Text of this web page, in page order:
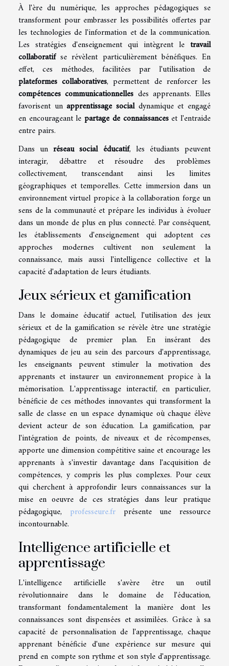
À l'ère du numérique, les approches pédagogiques se
transforment pour embrasser les possibilités offertes par
les technologies de l'information et de la communication.
Les stratégies d'enseignement qui intègrent le travail
collaboratifse révèlent particulièrement bénéfiques. En
effet, ces méthodes, facilitées par l'utilisation de
plateformes collaboratives, permettent de renforcer les
compétences communicationnelles des apprenants. Elles
favorisent unapprentissage socialdynamique et engagé
en encourageant lepartage de connaissanceset l'entraide
entre pairs.
Dans unréseau social éducatif, les étudiants peuvent
interagir, débattre et résoudre des problèmes
collectivement, transcendant ainsi les limites
géographiques et temporelles. Cette immersion dans un
environnement virtuel propice à la collaboration forge un
sens de la communauté et prépare les individus à évoluer
dans un monde de plus en plus connecté. Par conséquent,
les établissements d'enseignement qui adoptent ces
approches modernes cultivent non seulement la
connaissance, mais aussi l'intelligence collective et la
capacité d'adaptation de leurs étudiants.
Jeux sérieux et gamification
Dans le domaine éducatif actuel, l'utilisation des jeux
sérieux et de la gamification se révèle être une stratégie
pédagogique de premier plan. En insérant des
dynamiques de jeu au sein des parcours d'apprentissage,
les enseignants peuvent stimuler la motivation des
apprenants et instaurer un environnement propice à la
mémorisation. L'apprentissage interactif, en particulier,
bénéficie de ces méthodes innovantes qui transforment la
salle de classe en un espace dynamique où chaque élève
devient acteur de son éducation. La gamification, par
l'intégration de points, de niveaux et de récompenses,
apporte une dimension compétitive saine et encourage les
apprenants à s'investir davantage dans l'acquisition de
compétences, y compris les plus complexes. Pour ceux
qui cherchent à approfondir leurs connaissances sur la
mise en oeuvre de ces stratégies dans leur pratique
pédagogique, professeure.frprésente une ressource
incontournable.
Intelligence artificielle et
apprentissage
L'intelligence artificielle s'avère être un outil
révolutionnaire dans le domaine de l'éducation,
transformant fondamentalement la manière dont les
connaissances sont dispensées et assimilées. Grâce à sa
capacité de personnalisation de l'apprentissage, chaque
apprenant bénéficie d'une expérience sur mesure qui
prend en compte son rythme et son style d'apprentissage.